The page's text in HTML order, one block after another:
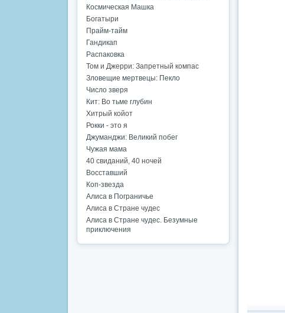
Космическая Машка
Богатыри
Прайм-тайм
Гандикап
Распаковка
Том и Джерри: Запретный компас
Зловещие мертвецы: Пекло
Число зверя
Кит: Во тьме глубин
Хитрый койот
Рокки - это я
Джуманджи: Великий побег
Чужая мама
40 свиданий, 40 ночей
Восставший
Коп-звезда
Алиса в Пограничье
Алиса в Стране чудес
Алиса в Стране чудес. Безумные
приключения